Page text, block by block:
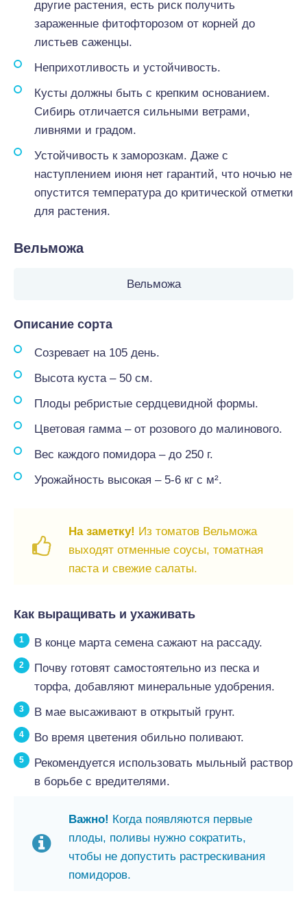
другие растения, есть риск получить
зараженные фитофторозом от корней до
листьев саженцы.
Неприхотливость и устойчивость.
Кусты должны быть с крепким основанием.
Сибирь отличается сильными ветрами,
ливнями и градом.
Устойчивость к заморозкам. Даже с
наступлением июня нет гарантий, что ночью не
опустится температура до критической отметки
для растения.
Вельможа
Вельможа
Описание сорта
Созревает на 105 день.
Высота куста – 50 см.
Плоды ребристые сердцевидной формы.
Цветовая гамма – от розового до малинового.
Вес каждого помидора – до 250 г.
Урожайность высокая – 5-6 кг с м².
На заметку! Из томатов Вельможа
выходят отменные соусы, томатная
паста и свежие салаты.
Как выращивать и ухаживать
В конце марта семена сажают на рассаду.
Почву готовят самостоятельно из песка и
торфа, добавляют минеральные удобрения.
В мае высаживают в открытый грунт.
Во время цветения обильно поливают.
Рекомендуется использовать мыльный раствор
в борьбе с вредителями.
Важно! Когда появляются первые
плоды, поливы нужно сократить,
чтобы не допустить растрескивания
помидоров.